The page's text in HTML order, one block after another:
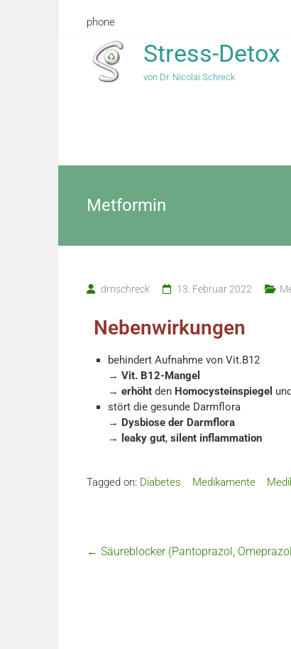
phone
Stress-Detox
von Dr. Nicolai Schreck
Metformin
drnschreck 13. Februar 2022
Nebenwirkungen
behindert Aufnahme von Vit.B12
→ Vit. B12-Mangel
→ erhöht den Homocysteinspiegel
stört die gesunde Darmflora
→ Dysbiose der Darmflora
→
leaky gut, silent inflammation
Tagged on: Diabetes Medikamente
← Säureblocker (Pantoprazol,